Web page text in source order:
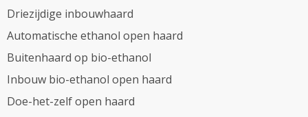
Driezijdige inbouwhaard
Automatische ethanol open haard
Buitenhaard op bio-ethanol
Inbouw bio-ethanol open haard
Doe-het-zelf open haard